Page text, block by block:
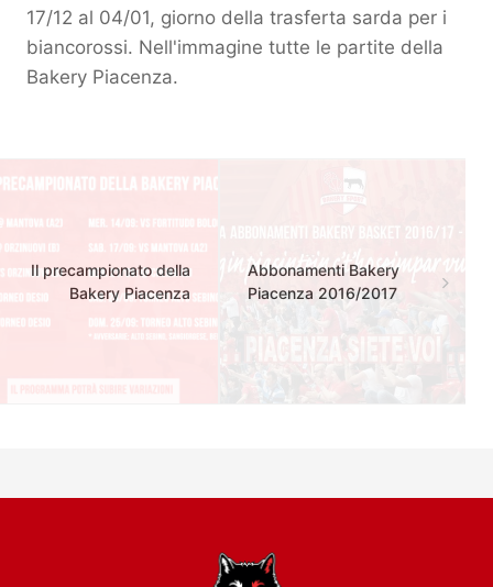
17/12 al 04/01, giorno della trasferta sarda per i
biancorossi. Nell'immagine tutte le partite della
Bakery Piacenza.
Il precampionato della
Bakery Piacenza
Abbonamenti Bakery
Piacenza 2016/2017